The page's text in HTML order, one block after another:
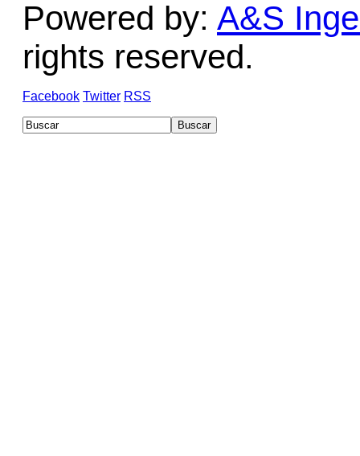
Powered by: A&S
rights reserved.
Facebook Twitter RSS